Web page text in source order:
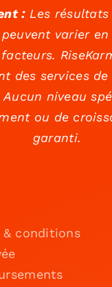
:Les résultats
varier
des services
Aucun niveau
ou de
garanti.
& conditions